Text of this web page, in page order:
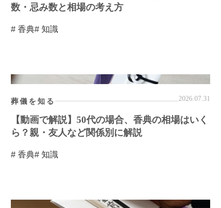
数・忌み数と相場の考え方
# 香典# 知識
葬儀を知る 2026.07.31
【動画で解説】50代の場合、香典の相場はいく
ら？親・友人など関係別に解説
# 香典# 知識